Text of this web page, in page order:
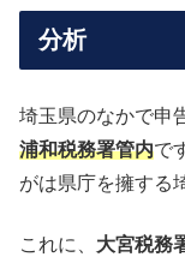
分析
埼玉県のなかで申
浦和税務署管内で
がは県庁を擁する
これに、 大宮税務